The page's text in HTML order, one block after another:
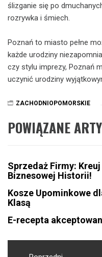
ślizganie się po
rozrywka i śmiech.
Poznań to miasto pełne
każde urodziny
czy stylu imprezy, Poznań
uczynić urodziny
ZACHODNIOPOMORSKIE
POWIĄZANE
Sprzedaż Firmy:
Biznesowej Historii!
Kosze Upominkowe
Klasą
E-recepta
Nawigacja